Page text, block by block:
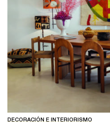
DECORACIÓN E INTERIORISMO